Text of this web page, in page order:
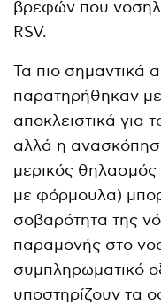
βρεφών που
RSV.
Τα πιο σημαντικά
παρατηρήθηκαν
αποκλειστικά για
αλλά η
μερικός
με φόρμουλα)
σοβαρότητα της
παραμονής στο
συμπληρωματικό
υποστηρίζουν τα